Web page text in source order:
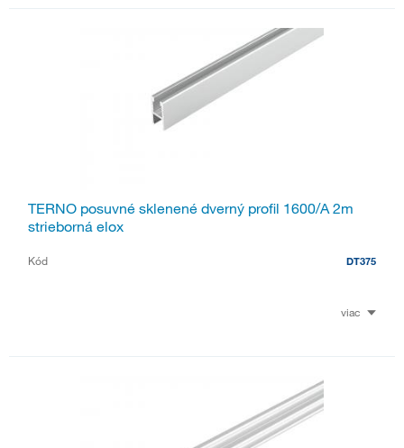
TERNO posuvné sklenené dverný profil 1600/A 2m
strieborná elox
Kód DT375
viac